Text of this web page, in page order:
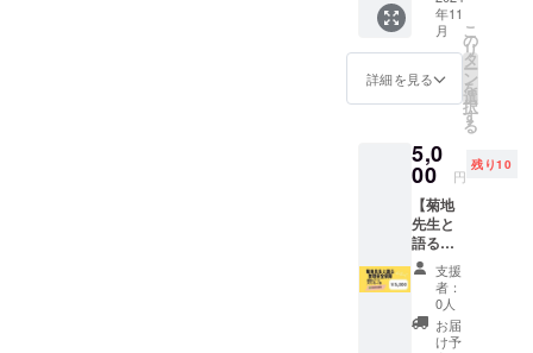
催のう
ち1日の
み ＜開
催場所
「フェ
ルミカ
で開催
しま
す。 住
所：〒
305-
0041
茨城県
つくば
礼の
メール
と名刺
サイズ
のス
枚、最
新の研
究をま
とめた
pdfファ
イルを
お送り
しま
す。
年11
月
詳細を見る
こ
の
リ
タ
ー
ン
を
選
択
す
る
5,0
00 円
残り10
【菊地
先生と
語る数
理安全
保障
コー
ス】 ・
感謝の
支援
者：
0人
お届
け予